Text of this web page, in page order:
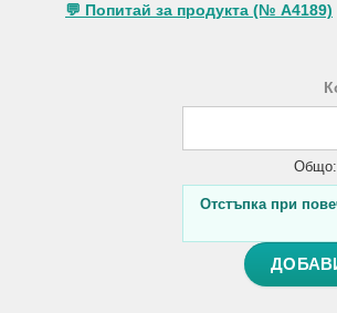
💬 Попитай за продукта (№ A4189)
Общо:
Отстъпка при